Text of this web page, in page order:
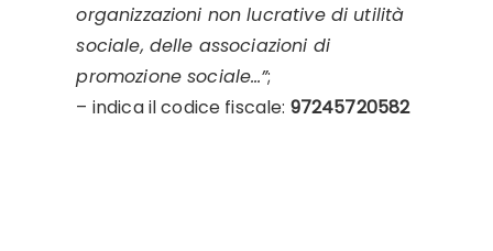
organizzazioni non lucrative di utilità
sociale, delle associazioni di
promozione sociale…”;
– indica il codice fiscale: 97245720582